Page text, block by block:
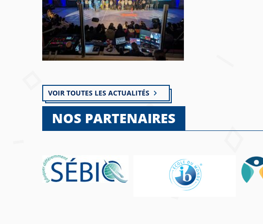
VOIR TOUTES LES ACTUALITÉS
NOS PARTENAIRES